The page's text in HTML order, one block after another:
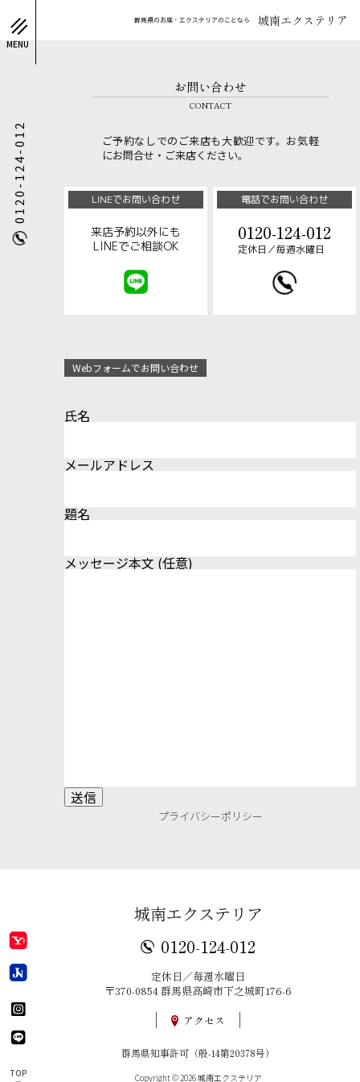
群馬県のお庭・エクステリアのことなら 城南エクステリア
MENU
0120-124-012
TOP
お問い合わせ
CONTACT
ご予約なしでのご来店も大歓迎です。お気軽
にお問合せ・ご来店ください。
LINEでお問い合わせ
来店予約以外にも
LINEでご相談OK
電話でお問い合わせ
0120-124-012
定休日／毎週水曜日
Webフォームでお問い合わせ
氏名
メールアドレス
題名
メッセージ本文 (任意)
プライバシーポリシー
城南エクステリア
0120-124-012
定休日／毎週水曜日
〒370-0854 群馬県高崎市下之城町176-6
アクセス
群馬県知事許可（般-14第20378号）
Copyright © 2026 城南エクステリア